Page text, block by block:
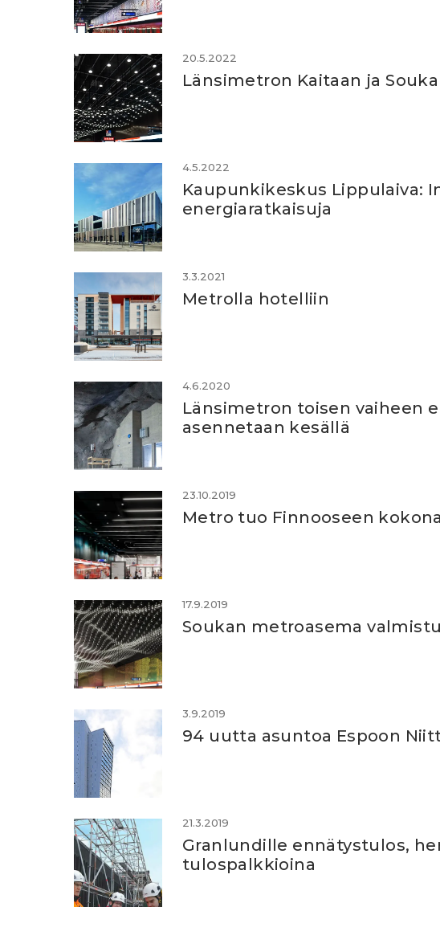
20.5.2022
Länsimetron Kaitaan ja
4.5.2022
Kaupunkikeskus Lippulaiva:
energiaratkaisuja
3.3.2021
Metrolla hotelliin
4.6.2020
Länsimetron toisen vaiheen
asennetaan kesällä
23.10.2019
Metro tuo Finnooseen
17.9.2019
Soukan metroasema
3.9.2019
94 uutta asuntoa Espoon
21.3.2019
Granlundille ennätystulos,
tulospalkkioina